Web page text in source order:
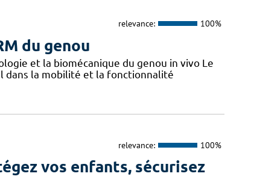
relevance: 100%
du genou
et la biomécanique du genou in vivo Le
dans la mobilité et la fonctionnalité
relevance: 100%
vos enfants, sécurisez